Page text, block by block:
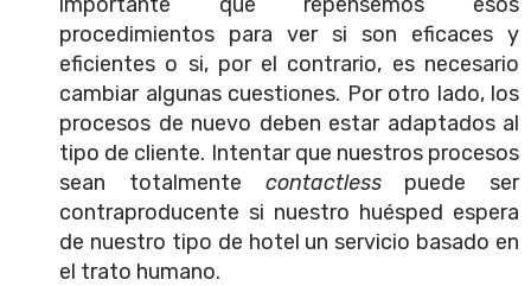
procedimientos para ver si son eficaces y
eficientes o si, por el contrario, es necesario
cambiar algunas cuestiones. Por otro lado, los
procesos de nuevo deben estar adaptados al
tipo de cliente. Intentar que nuestros procesos
sean totalmente contactlesspuede ser
contraproducente si nuestro huésped espera
de nuestro tipo de hotel un servicio basado en
el trato humano.